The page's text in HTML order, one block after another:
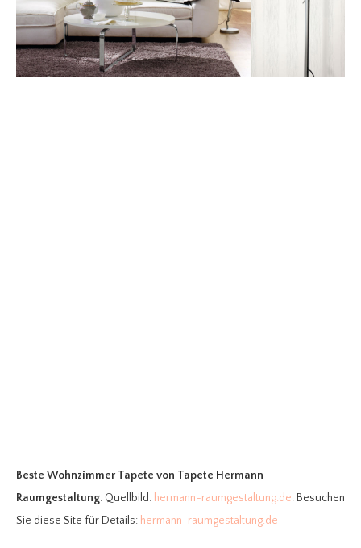
Beste Wohnzimmer Tapete von Tapete Hermann
Raumgestaltung. Quellbild: hermann-raumgestaltung.de. Besuchen
Sie diese Site für Details: hermann-raumgestaltung.de